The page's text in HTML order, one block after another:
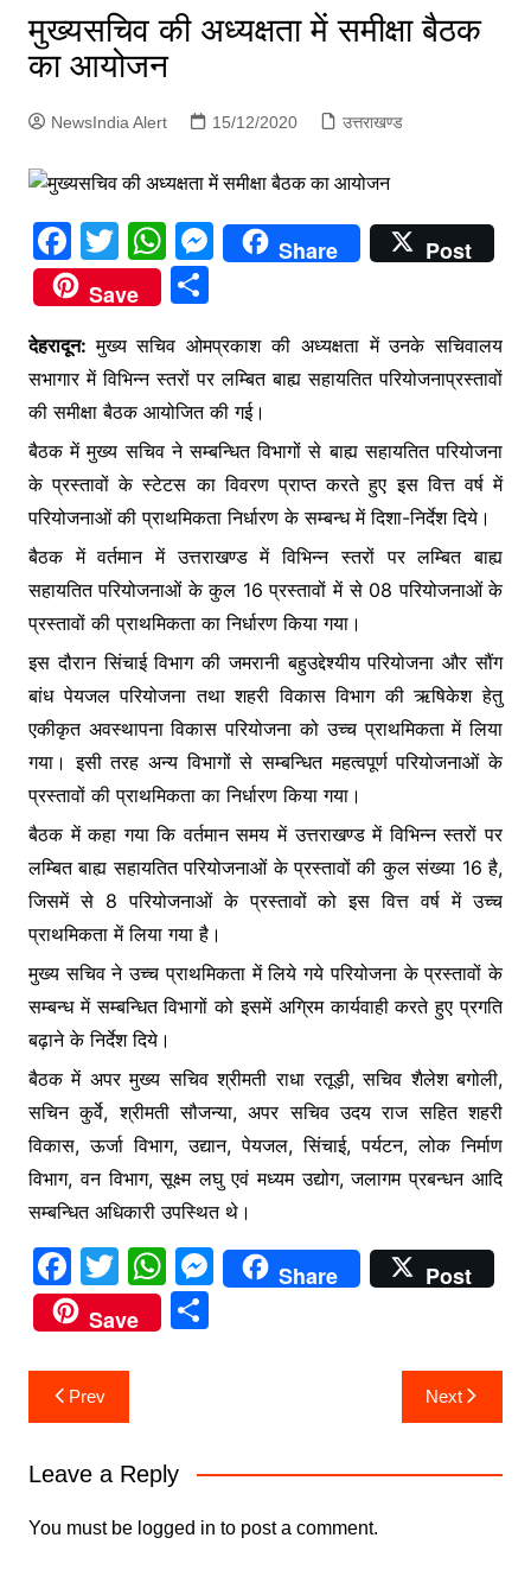
मुख्यसचिव की अध्यक्षता में समीक्षा बैठक
का आयोजन
NewsIndia Alert 15/12/2020 उत्तराखण्ड
F
a
c
e
b
o
o
k
T
w
itt
er
W
h
at
s
A
p
p
M
e
s
e
n
g
er
Share
Post
Save
S
ar
e
देहरादून:मुख्य सचिव ओमप्रकाश की अध्यक्षता में उनके सचिवालय
सभागार में विभिन्न स्तरों पर लम्बित बाह्य सहायतित परियोजनाप्रस्तावों
की समीक्षा बैठक आयोजित की गई।
बैठक में मुख्य सचिव ने सम्बन्धित विभागों से बाह्य सहायतित परियोजना
के प्रस्तावों के स्टेटस का विवरण प्राप्त करते हुए इस वित्त वर्ष में
परियोजनाओं की प्राथमिकता निर्धारण के सम्बन्ध में दिशा-निर्देश दिये।
बैठक में वर्तमान में उत्तराखण्ड में विभिन्न स्तरों पर लम्बित बाह्य
सहायतित परियोजनाओं के कुल 16 प्रस्तावों में से 08 परियोजनाओं के
प्रस्तावों की प्राथमिकता का निर्धारण किया गया।
इस दौरान सिंचाई विभाग की जमरानी बहुउद्देश्यीय परियोजना और सौंग
बांध पेयजल परियोजना तथा शहरी विकास विभाग की ऋषिकेश हेतु
एकीकृत अवस्थापना विकास परियोजना को उच्च प्राथमिकता में लिया
गया। इसी तरह अन्य विभागों से सम्बन्धित महत्वपूर्ण परियोजनाओं के
प्रस्तावों की प्राथमिकता का निर्धारण किया गया।
बैठक में कहा गया कि वर्तमान समय में उत्तराखण्ड में विभिन्न स्तरों पर
लम्बित बाह्य सहायतित परियोजनाओं के प्रस्तावों की कुल संख्या 16 है,
जिसमें से 8 परियोजनाओं के प्रस्तावों को इस वित्त वर्ष में उच्च
प्राथमिकता में लिया गया है।
मुख्य सचिव ने उच्च प्राथमिकता में लिये गये परियोजना के प्रस्तावों के
सम्बन्ध में सम्बन्धित विभागों को इसमें अग्रिम कार्यवाही करते हुए प्रगति
बढ़ाने के निर्देश दिये।
बैठक में अपर मुख्य सचिव श्रीमती राधा रतूड़ी, सचिव शैलेश बगोली,
सचिन कुर्वे, श्रीमती सौजन्या, अपर सचिव उदय राज सहित शहरी
विकास, ऊर्जा विभाग, उद्यान, पेयजल, सिंचाई, पर्यटन, लोक निर्माण
विभाग, वन विभाग, सूक्ष्म लघु एवं मध्यम उद्योग, जलागम प्रबन्धन आदि
सम्बन्धित अधिकारी उपस्थित थे।
F
a
c
e
b
o
k
T
w
itt
er
W
h
at
p
p
M
e
er
Share
Post
Save
S
Post
navigation
Prev Next
Leave a Reply
You must be logged in to post a comment.